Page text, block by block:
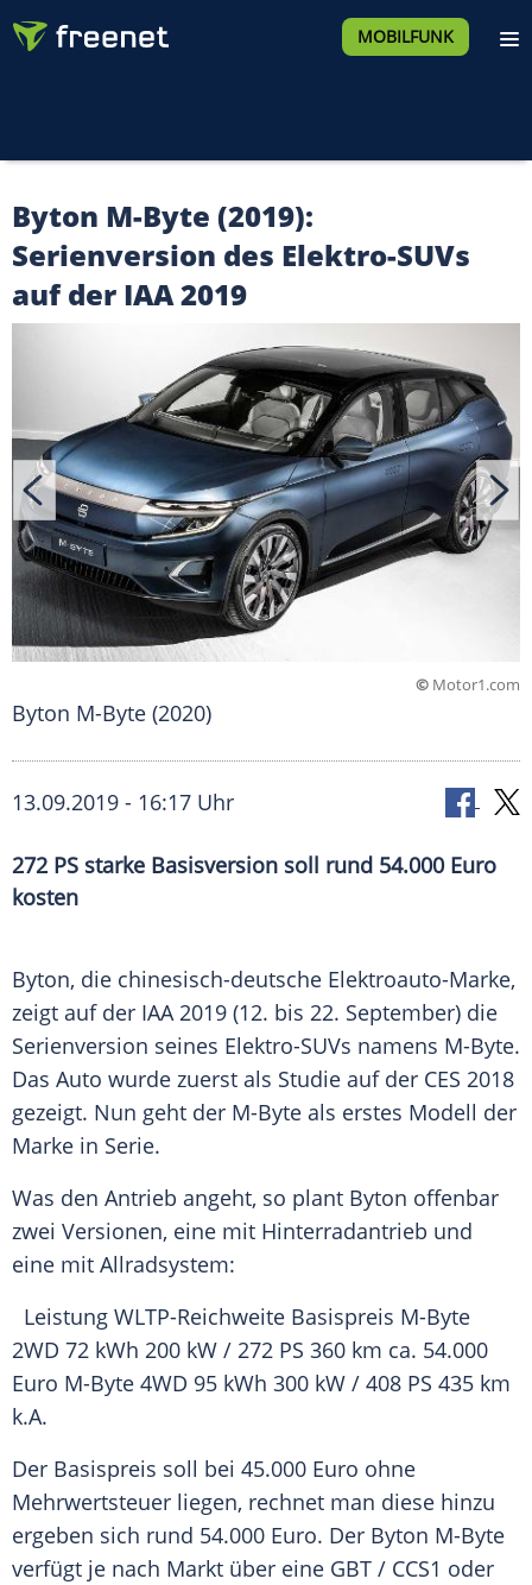
MOBILFUNK
Byton M-Byte (2019):
Serienversion des Elektro-SUVs
auf der IAA 2019
© Motor1.com
Byton M-Byte (2020)
13.09.2019 - 16:17 Uhr
272 PS starke Basisversion soll rund 54.000 Euro
kosten
Byton, die chinesisch-deutsche Elektroauto-Marke,
zeigt auf der IAA 2019 (12. bis 22. September) die
Serienversion seines Elektro-SUVs namens M-Byte.
Das Auto wurde zuerst als Studie auf der CES 2018
gezeigt. Nun geht der M-Byte als erstes Modell der
Marke in Serie.
Was den Antrieb angeht, so plant Byton offenbar
zwei Versionen, eine mit Hinterradantrieb und
eine mit Allradsystem:
Leistung WLTP-Reichweite Basispreis M-Byte
2WD 72 kWh 200 kW / 272 PS 360 km ca. 54.000
Euro M-Byte 4WD 95 kWh 300 kW / 408 PS 435 km
k.A.
Der Basispreis soll bei 45.000 Euro ohne
Mehrwertsteuer liegen, rechnet man diese hinzu
ergeben sich rund 54.000 Euro. Der Byton M-Byte
verfügt je nach Markt über eine GBT / CCS1 oder